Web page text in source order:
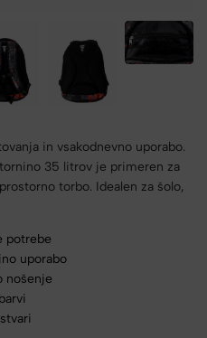
in vsakodnevno uporabo.
35 litrov je primeren za
torbo. Idealen za šolo,
potrebe
uporabo
nošenje